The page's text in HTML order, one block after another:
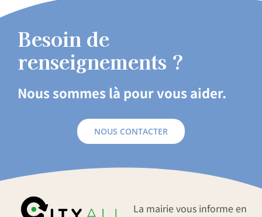
Besoin de
renseignements ?
Nous sommes là pour vous aider.
NOUS CONTACTER
La mairie vous informe en